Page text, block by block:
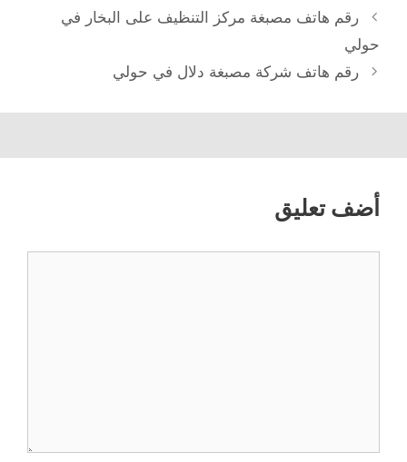
رقم هاتف مصبغة مركز التنظيف على البخار في
حولي
رقم هاتف شركة مصبغة دلال في حولي
أضف تعليق